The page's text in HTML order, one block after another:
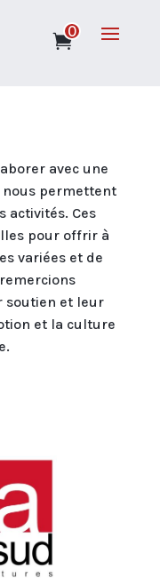
0
avec une
permettent
activités. Ces
pour offrir à
variées et de
soutien et leur
et la culture